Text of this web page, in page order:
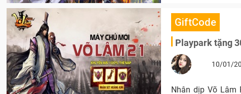
GiftCode
Playpark tặng
10/01/
Nhân dịp Võ Lâm